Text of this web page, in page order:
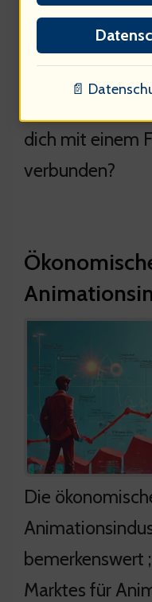
zu erfassen
machen. Diese
das
dich mit einem
verbunden?
Die
bemerkenswert
Marktes für
📄